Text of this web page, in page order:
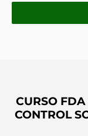
CURSO
CONTROL